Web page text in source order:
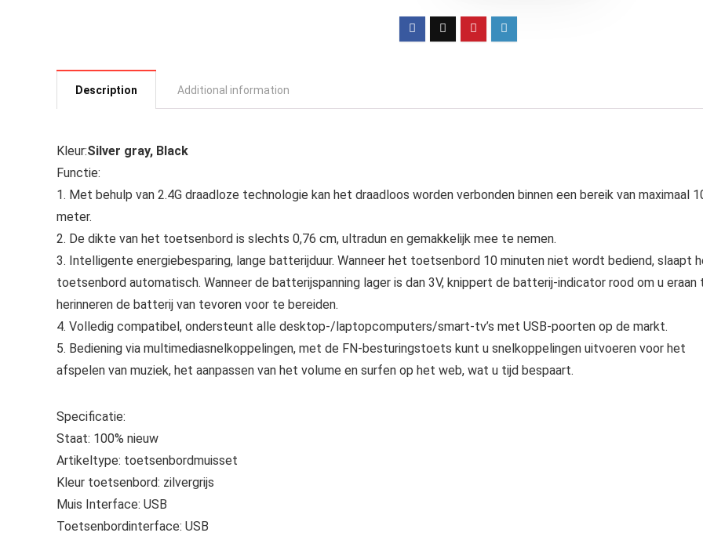
Description Additional information
Kleur:Silver gray, Black
Functie:
1. Met behulp van 2.4G draadloze technologie kan het draadloos worden verbonden binnen een bereik van maximaal
meter.
2. De dikte van het toetsenbord is slechts 0,76 cm, ultradun en gemakkelijk mee te nemen.
3. Intelligente energiebesparing, lange batterijduur. Wanneer het toetsenbord 10 minuten niet wordt bediend, slaapt
toetsenbord automatisch. Wanneer de batterijspanning lager is dan 3V, knippert de batterij-indicator rood om u eraan
herinneren de batterij van tevoren voor te bereiden.
4. Volledig compatibel, ondersteunt alle desktop-/laptopcomputers/smart-tv’s met USB-poorten op de markt.
5. Bediening via multimediasnelkoppelingen, met de FN-besturingstoets kunt u snelkoppelingen uitvoeren voor het
afspelen van muziek, het aanpassen van het volume en surfen op het web, wat u tijd bespaart.
Specificatie:
Staat: 100% nieuw
Artikeltype: toetsenbordmuisset
Kleur toetsenbord: zilvergrijs
Muis Interface: USB
Toetsenbordinterface: USB